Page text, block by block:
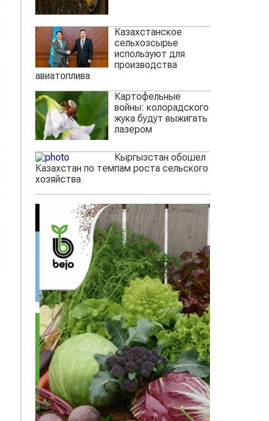
Казахстанское
сельхозсырье
используют для
производства
авиатоплива
Картофельные
войны: колорадского
жука будут выжигать
лазером
Кыргызстан обошел
Казахстан по темпам роста сельского
хозяйства